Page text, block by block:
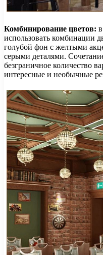
Комбинирование цветов:
использовать комбинации
голубой фон с желтыми
серыми деталями.
безграничное количество
интересные и необычные